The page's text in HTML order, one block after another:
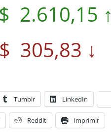
$ 2.610,15 ↑
$ 305,83 ↓
Tumblr LinkedIn
Reddit Imprimir